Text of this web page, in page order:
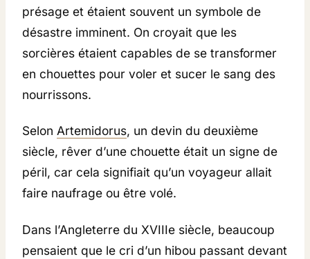
présage et étaient souvent un symbole de
désastre imminent. On croyait que les
sorcières étaient capables de se transformer
en chouettes pour voler et sucer le sang des
nourrissons.
Selon Artemidorus, un devin du deuxième
siècle, rêver d’une chouette était un signe de
péril, car cela signifiait qu’un voyageur allait
faire naufrage ou être volé.
Dans l’Angleterre du XVIIIe siècle, beaucoup
pensaient que le cri d’un hibou passant devant